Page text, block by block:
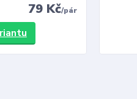
79 Kč/pár